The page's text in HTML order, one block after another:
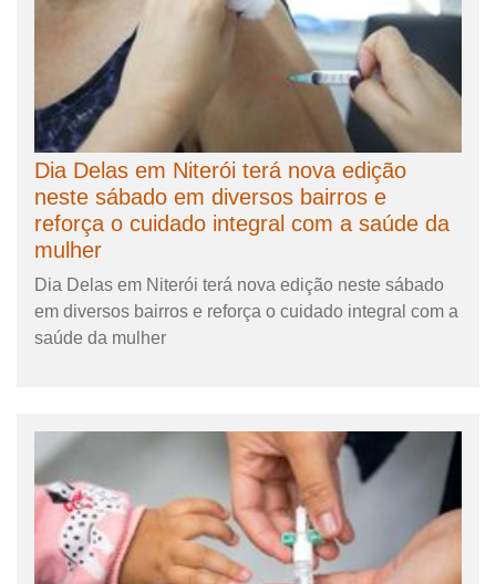
Dia Delas em Niterói terá nova edição
neste sábado em diversos bairros e
reforça o cuidado integral com a saúde da
mulher
Dia Delas em Niterói terá nova edição neste sábado
em diversos bairros e reforça o cuidado integral com a
saúde da mulher